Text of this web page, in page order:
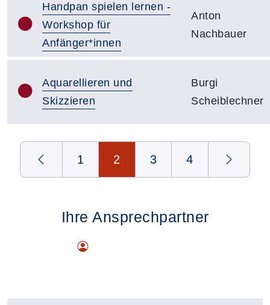
Handpan spielen lernen -
Workshop für
Anfänger*innen
Anton
Nachbauer
Aquarellieren und
Skizzieren
Burgi
Scheiblechner
1 2 3 4
Ihre Ansprechpartner